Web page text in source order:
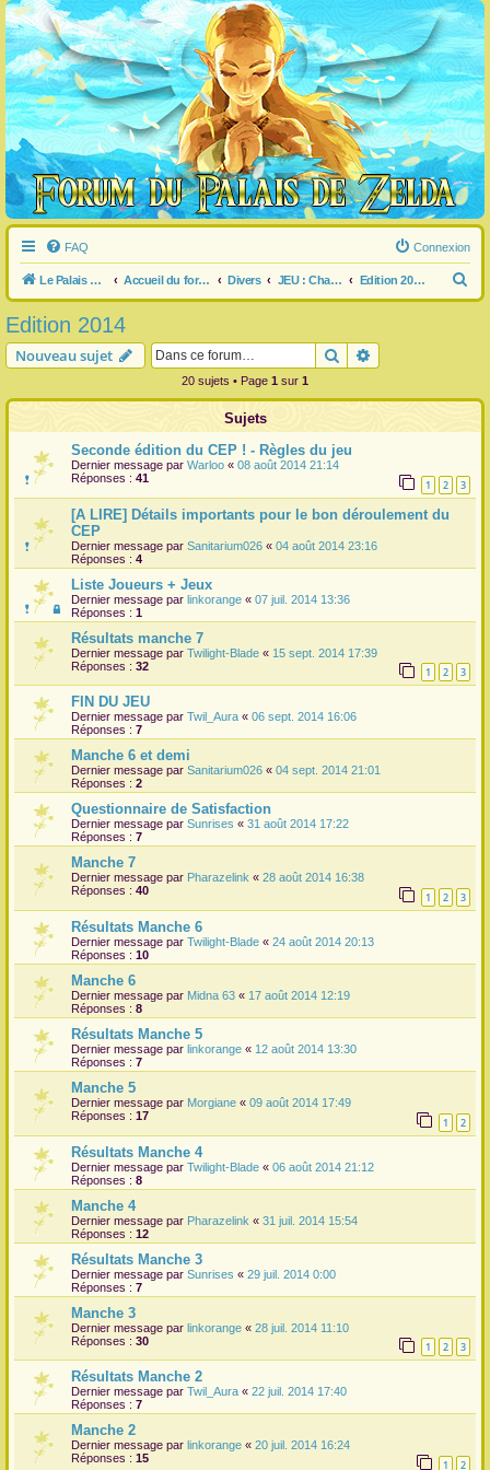
FAQ Connexion
Le Palais de Zelda Accueil du forum Divers JEU : Championnat Estival Pédézédien Edition 2014
e
c
Edition 2014
Nouveau sujet Rechercher
20 sujets • Page 1 sur 1
Sujets
Seconde édition du CEP ! - Règles du jeu
Dernier message par Warloo « 08 août 2014 21:14
Réponses : 41 1 2 3
[A LIRE] Détails importants pour le bon déroulement du
CEP
Dernier message par Sanitarium026 « 04 août 2014 23:16
Réponses : 4
Liste Joueurs + Jeux
Dernier message par linkorange « 07 juil. 2014 13:36
Réponses : 1
Résultats manche 7
Dernier message par Twilight-Blade « 15 sept. 2014 17:39
Réponses : 32 1 2 3
FIN DU JEU
Dernier message par Twil_Aura « 06 sept. 2014 16:06
Réponses : 7
Manche 6 et demi
Dernier message par Sanitarium026 « 04 sept. 2014 21:01
Réponses : 2
Questionnaire de Satisfaction
Dernier message par Sunrises « 31 août 2014 17:22
Réponses : 7
Manche 7
Dernier message par Pharazelink « 28 août 2014 16:38
Réponses : 40 1 2 3
Résultats Manche 6
Dernier message par Twilight-Blade « 24 août 2014 20:13
Réponses : 10
Manche 6
Dernier message par Midna 63 « 17 août 2014 12:19
Réponses : 8
Résultats Manche 5
Dernier message par linkorange « 12 août 2014 13:30
Réponses : 7
Manche 5
Dernier message par Morgiane « 09 août 2014 17:49
Réponses : 17 1 2
Résultats Manche 4
Dernier message par Twilight-Blade « 06 août 2014 21:12
Réponses : 8
Manche 4
Dernier message par Pharazelink « 31 juil. 2014 15:54
Réponses : 12
Résultats Manche 3
Dernier message par Sunrises « 29 juil. 2014 0:00
Réponses : 7
Manche 3
Dernier message par linkorange « 28 juil. 2014 11:10
Réponses : 30 1 2 3
Résultats Manche 2
Dernier message par Twil_Aura « 22 juil. 2014 17:40
Réponses : 7
Manche 2
Dernier message par linkorange « 20 juil. 2014 16:24
Réponses : 15 1 2